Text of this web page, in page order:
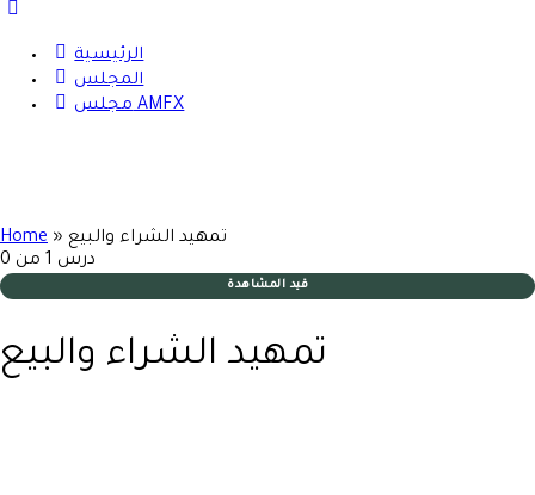
الرئيسية
المجلس
مجلس AMFX
Home » تمهيد الشراء والبيع
درس 1
من 0
قيد المشاهدة
تمهيد الشراء والبيع